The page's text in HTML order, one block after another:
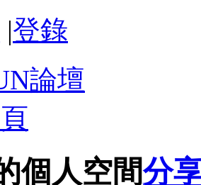
|登錄
論壇
個人空間分